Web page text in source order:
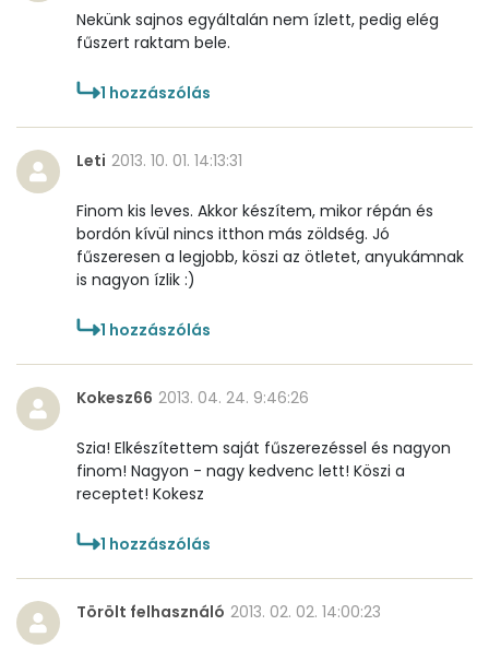
E vitamin:
1 mg
C vitamin:
D vitamin:
14 micro
Tiamin - B1 vitamin:
0 mg
Riboflavin - B2 vitamin:
Niacin - B3 vitamin:
Kolin:
48 mg
Retinol - A vitamin:
α-karotin
2321 micro
Nekünk sajnos egyáltalán nem ízlett, pedig elég
fűszert raktam bele.
1 hozzászólás
Leti 2013. 10. 01. 14:13:31
Finom kis leves. Akkor készítem, mikor répán és
bordón kívül nincs itthon más zöldség. Jó
fűszeresen a legjobb, köszi az ötletet, anyukámnak
is nagyon ízlik :)
1 hozzászólás
Kokesz66 2013. 04. 24. 9:46:26
Szia! Elkészítettem saját fűszerezéssel és nagyon
finom! Nagyon - nagy kedvenc lett! Köszi a
receptet! Kokesz
1 hozzászólás
Törölt felhasználó 2013. 02. 02. 14:00:23